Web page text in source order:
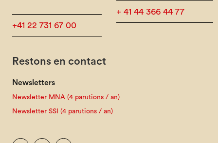
+41 22 731 67 00
+ 41 44 366 44 77
Restons en contact
Newsletters
Newsletter MNA (4 parutions / an)
Newsletter SSI (4 parutions / an)